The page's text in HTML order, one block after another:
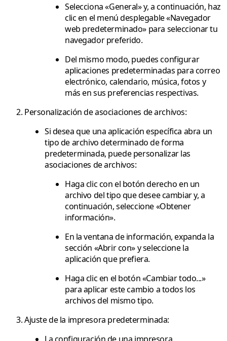
Selecciona «General» y, a continuación, haz
clic en el menú desplegable «Navegador
web predeterminado» para seleccionar tu
navegador preferido.
Del mismo modo, puedes configurar
aplicaciones predeterminadas para correo
electrónico, calendario, música, fotos y
más en sus preferencias respectivas.
Personalización de asociaciones de archivos:
Si desea que una aplicación específica abra un
tipo de archivo determinado de forma
predeterminada, puede personalizar las
asociaciones de archivos:
Haga clic con el botón derecho en un
archivo del tipo que desee cambiar y, a
continuación, seleccione «Obtener
información».
En la ventana de información, expanda la
sección «Abrir con» y seleccione la
aplicación que prefiera.
Haga clic en el botón «Cambiar todo...»
para aplicar este cambio a todos los
archivos del mismo tipo.
Ajuste de la impresora predeterminada: